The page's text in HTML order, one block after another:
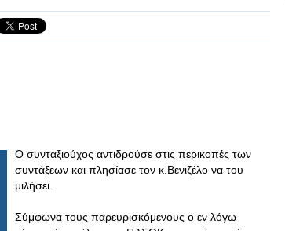
Ο συνταξιούχος αντιδρούσε στις περικοπές των
συντάξεων και πλησίασε τον κ.Βενιζέλο να του
μιλήσει.
Σύμφωνα τους παρευρισκόμενους ο εν λόγω